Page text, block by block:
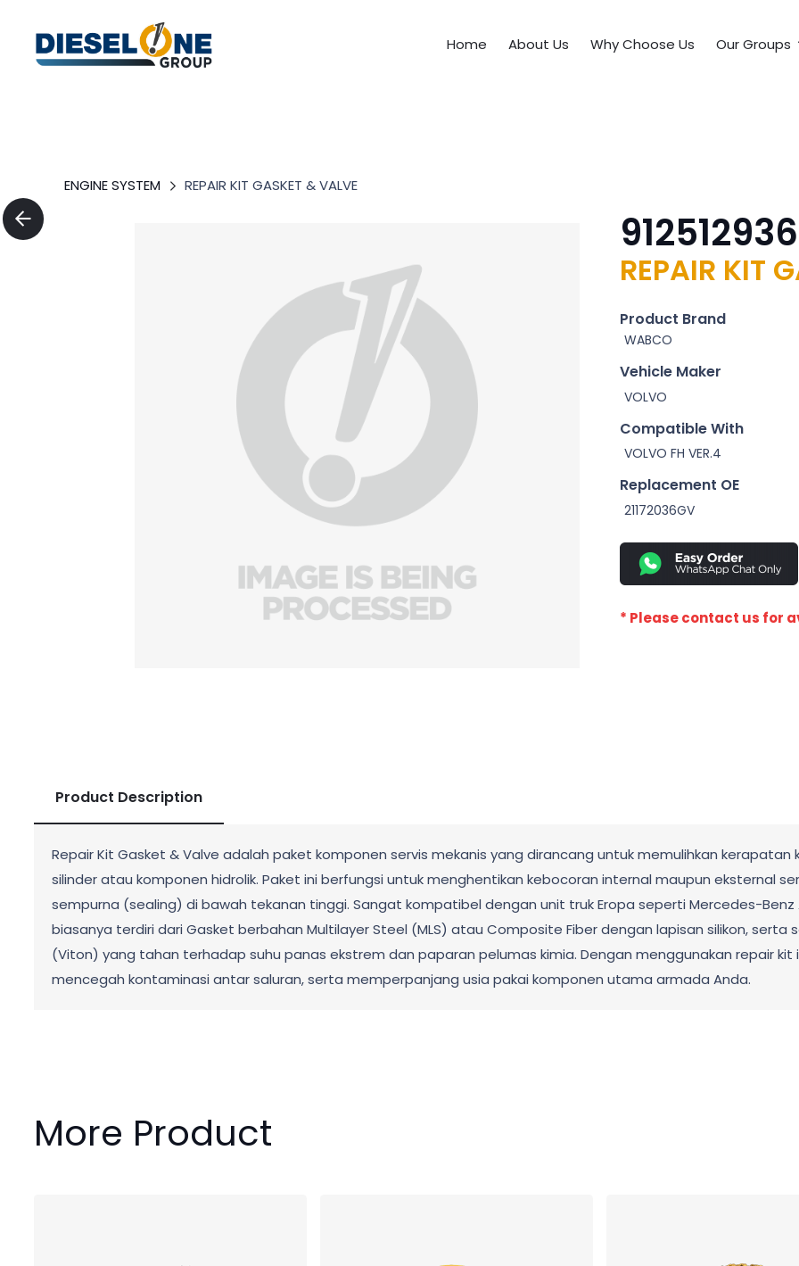
Home About Us Why Choose Us Our Groups
ENGINE SYSTEM REPAIR KIT GASKET & VALVE
REPAIR KIT
Product Brand
WABCO
Vehicle Maker
VOLVO
Compatible With
VOLVO FH VER.4
Replacement OE
21172036GV
* Please contact us for
Product Description
Repair Kit Gasket & Valve adalah paket komponen servis mekanis yang dirancang untuk memulihkan
silinder atau komponen hidrolik. Paket ini berfungsi untuk menghentikan kebocoran internal maupun eksternal
sempurna (sealing) di bawah tekanan tinggi. Sangat kompatibel dengan unit truk Eropa seperti Mercedes-Benz
biasanya terdiri dari Gasket berbahan Multilayer Steel (MLS) atau Composite Fiber dengan lapisan silikon, serta
(Viton) yang tahan terhadap suhu panas ekstrem dan paparan pelumas kimia. Dengan menggunakan repair
mencegah kontaminasi antar saluran, serta memperpanjang usia pakai komponen utama armada Anda.
More Product